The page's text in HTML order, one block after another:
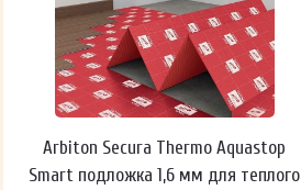
Arbiton Secura Thermo Aquastop
Smart подложка 1,6 мм для теплого